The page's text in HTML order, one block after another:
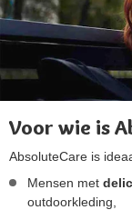
Voor wie is
AbsoluteCare is
Mensen met
outdoorkleding,